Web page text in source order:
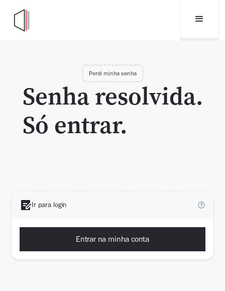
Perdi minha senha
Senha resolvida.
Só entrar.
Ir para login
Entrar na minha conta